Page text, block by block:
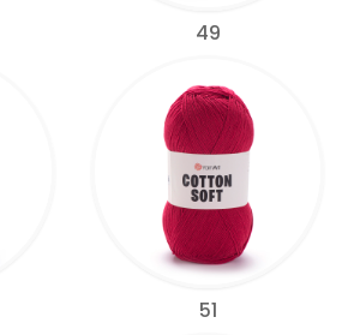
49
51